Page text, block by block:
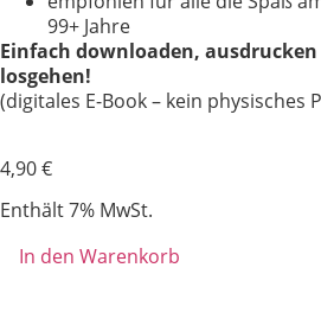
99+ Jahre
Einfach downloaden,
losgehen!
(digitales E-Book – kein physisches
4,90€
Enthält 7% MwSt.
In den Warenkorb